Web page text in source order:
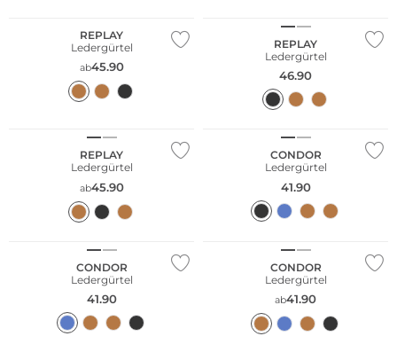
REPLAY
Ledergürtel
ab45.90
REPLAY
Ledergürtel
46.90
REPLAY
Ledergürtel
ab45.90
CONDOR
Ledergürtel
41.90
CONDOR
Ledergürtel
41.90
CONDOR
Ledergürtel
ab41.90
Große Größen